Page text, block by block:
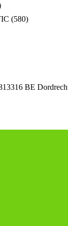
(580)
3316 BE